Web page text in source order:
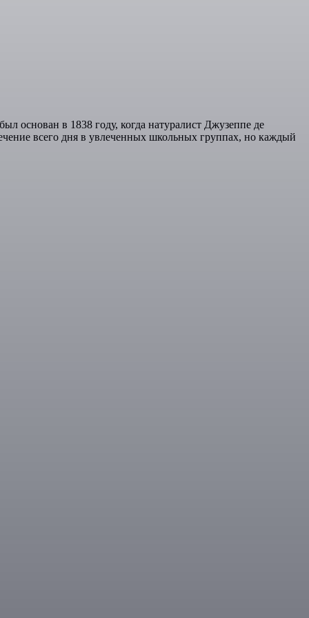
основан в 1838 году, когда натуралист Джузеппе де
всего дня в увлеченных школьных группах, но каждый